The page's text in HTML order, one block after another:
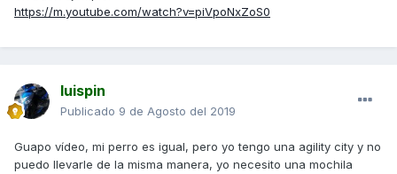
https://m.youtube.com/watch?v=piVpoNxZoS0
luispin
Publicado 9 de Agosto del 2019
Guapo vídeo, mi perro es igual, pero yo tengo una agility city y no
puedo llevarle de la misma manera, yo necesito una mochila